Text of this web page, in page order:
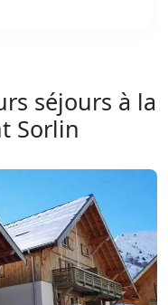
séjours à la
Sorlin